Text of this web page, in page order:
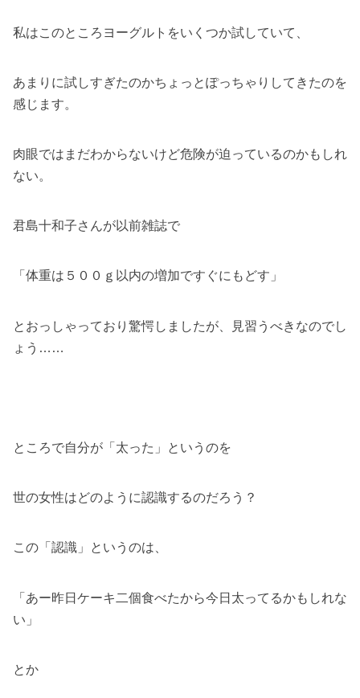
私はこのところヨーグルトをいくつか試していて、
あまりに試しすぎたのかちょっとぽっちゃりしてきたのを
感じます。
肉眼ではまだわからないけど危険が迫っているのかもしれ
ない。
君島十和子さんが以前雑誌で
「体重は５００ｇ以内の増加ですぐにもどす」
とおっしゃっており驚愕しましたが、見習うべきなのでし
ょう……
ところで自分が「太った」というのを
世の女性はどのように認識するのだろう？
この「認識」というのは、
「あー昨日ケーキ二個食べたから今日太ってるかもしれな
い」
とか